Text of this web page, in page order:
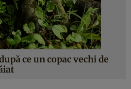
ce un copac vechi de